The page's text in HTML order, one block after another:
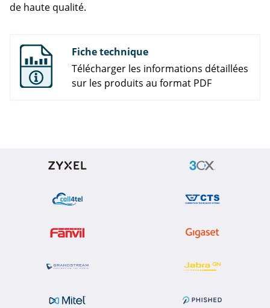
de haute qualité.
Fiche technique
Télécharger les informations détaillées
sur les produits au format PDF